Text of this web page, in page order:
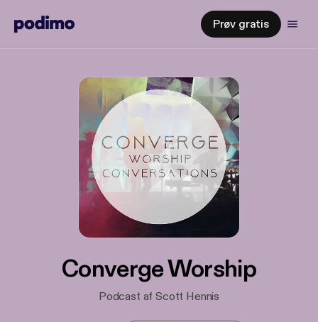
Prøv gratis
Converge Worship
Podcast af Scott Hennis